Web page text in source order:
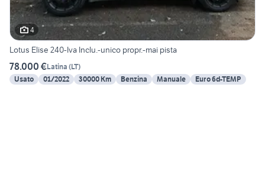
4
Lotus Elise 240-Iva Inclu.-unico propr.-mai pista
78.000 €Latina (LT)
Usato
01/2022 30000 Km Benzina Manuale Euro 6d-TEMP